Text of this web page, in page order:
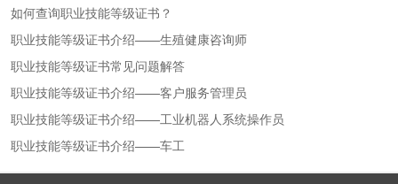
如何查询职业技能等级证书？
职业技能等级证书介绍——生殖健康咨询师
职业技能等级证书常见问题解答
职业技能等级证书介绍——客户服务管理员
职业技能等级证书介绍——工业机器人系统操作员
职业技能等级证书介绍——车工